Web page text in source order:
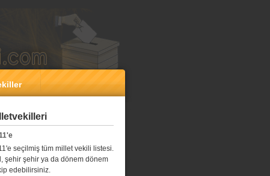
seçilmiş tüm millet vekili listesi.
şehir şehir ya da dönem dönem
edebilirsiniz.